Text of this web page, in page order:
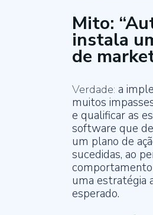
Mito:
instala
de
Verdade: a
muitos
e qualificar as
software que
um plano de
sucedidas, ao
comportamento
uma estratégia
esperado.